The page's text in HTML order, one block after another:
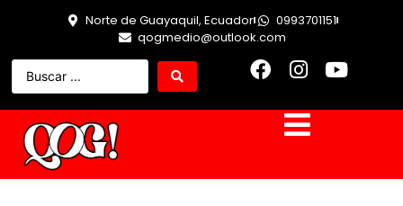
Norte de Guayaquil, Ecuador
0993701151
qogmedio@outlook.com